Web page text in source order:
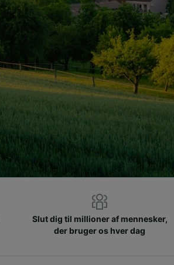
Slut dig til millioner af mennesker,
der bruger os hver dag